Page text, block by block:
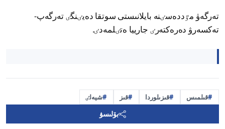
تەرگەۋ مٷددەسٸنە بايلانىستى سوتقا دەيٸنگٸ تەرگەپ-
تەكسەرۋ دەرەكتەرٸ جارييا ەتٸلمەدٸ.
قىلمىس قىزىلوردا قىز شيەلٸ
بۆلىسۋ